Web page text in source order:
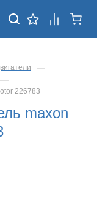
—
—
226783
maxon